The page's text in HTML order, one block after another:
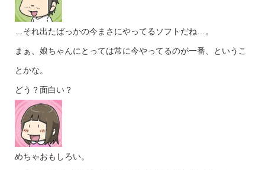
…それ出たばっかの今まさにやってるソフトだね…。
まぁ、娘ちゃんにとっては常に今やってるのが一番、というこ
とかな。
どう？面白い？
めちゃおもしろい。